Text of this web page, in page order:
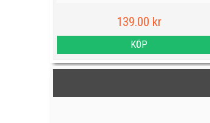
139.00 kr
KÖP